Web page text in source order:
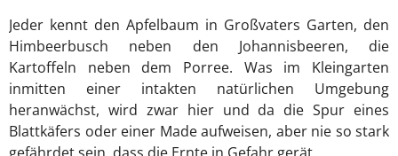
Jeder kennt den Apfelbaum in Großvaters Garten, den
Himbeerbusch neben den Johannisbeeren, die
Kartoffeln neben dem Porree. Was im Kleingarten
inmitten einer intakten natürlichen Umgebung
heranwächst, wird zwar hier und da die Spur eines
Blattkäfers oder einer Made aufweisen, aber nie so stark